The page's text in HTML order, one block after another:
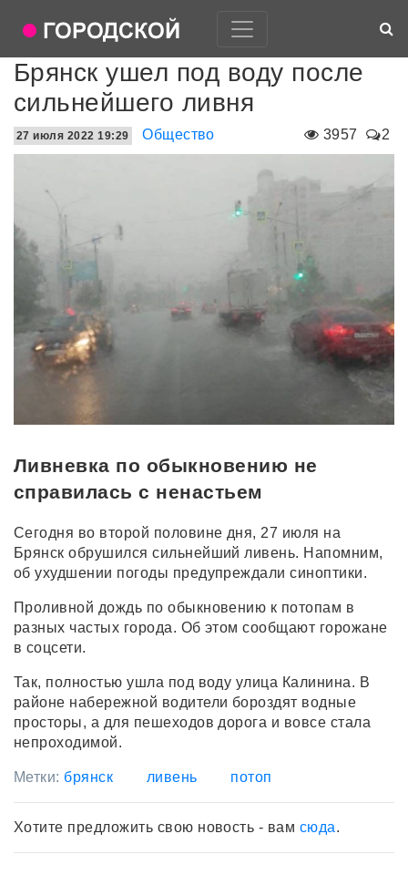
Брянск ушел под воду после
сильнейшего ливня
3957 2
27 июля 2022 19:29 Общество
Ливневка по обыкновению не
справилась с ненастьем
Сегодня во второй половине дня, 27 июля на
Брянск обрушился сильнейший ливень. Напомним,
об ухудшении погоды предупреждали синоптики.
Проливной дождь по обыкновению к потопам в
разных частых города. Об этом сообщают горожане
в соцсети.
Так, полностью ушла под воду улица Калинина. В
районе набережной водители бороздят водные
просторы, а для пешеходов дорога и вовсе стала
непроходимой.
Метки: брянск ливень потоп
Хотите предложить свою новость - вам сюда.